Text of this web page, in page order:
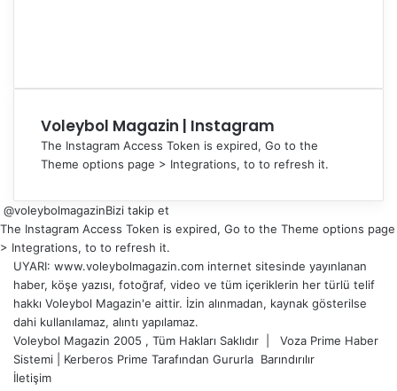
Voleybol Magazin | Instagram
The Instagram Access Token is expired, Go to the
Theme options page > Integrations, to to refresh it.
@voleybolmagazinBizi takip et
The Instagram Access Token is expired, Go to the Theme options page
> Integrations, to to refresh it.
UYARI: www.voleybolmagazin.com internet sitesinde yayınlanan
haber, köşe yazısı, fotoğraf, video ve tüm içeriklerin her türlü telif
hakkı Voleybol Magazin'e aittir. İzin alınmadan, kaynak gösterilse
dahi kullanılamaz, alıntı yapılamaz.
Voleybol Magazin 2005 , Tüm Hakları Saklıdır | Voza Prime Haber
Sistemi
Kerberos Prime Tarafından Gururla Barındırılır
İletişim